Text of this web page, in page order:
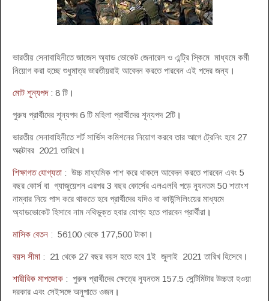
ভারতীয় সেনাবাহিনীতে জাজেস অ্যাড ভোকেট জেনারেল ও এন্ট্রি স্কিমে মাধ্যমে কর্মী
নিয়োগ করা হচ্ছে শুধুমাত্র ভারতীয়রাই আবেদন করতে পারবেন এই পদের জন্য ।
মোট শূন্যপদ: 8 টি ।
পুরুষ প্রার্থীদের শূন্যপদ 6 টি মহিলা প্রার্থীদের শূন্যপদ 2টি ।
ভারতীয় সেনাবাহিনীতে শর্ট সার্ভিস কমিশনের নিয়োগ করবে তার আগে ট্রেনিং হবে 27
অক্টোবর 2021 তারিখে ।
শিক্ষাগত যোগ্যতা : উচ্চ মাধ্যমিক পাশ করে থাকলে আবেদন করতে পারবেন এবং 5
বছর কোর্স বা গ্যাজুয়েশন এরপর 3 বছর কোর্সের এলএলবি পড়ে ন্যূনতম 50 শতাংশ
নাম্বার নিয়ে পাস করে থাকতে হবে প্রার্থীদের যদিও বা কাউন্সিলিংয়ের মাধ্যমে
অ্যাডভোকেট হিসাবে নাম নথিভুক্ত হবার যোগ্য হতে পারবেন প্রার্থীরা ।
মাসিক বেতন : 56100 থেকে 177,500 টাকা ।
বয়স সীমা : 21 থেকে 27 বছর বয়স হতে হবে 1ই জুলাই 2021 তারিখ হিসেবে ।
শারীরিক মাপজোক : পুরুষ প্রার্থীদের ক্ষেত্রে ন্যূনতম 157.5 সেন্টিমিটার উচ্চতা হওয়া
দরকার এবং সেইসঙ্গে অনুপাতে ওজন ।